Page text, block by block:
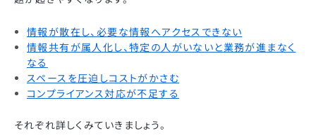
情報が散在し、必要な情報へアクセスできない
情報共有が属人化し、特定の人がいないと業務が進まなく
なる
スペースを圧迫しコストがかさむ
コンプライアンス対応が不足する
それぞれ詳しくみていきましょう。